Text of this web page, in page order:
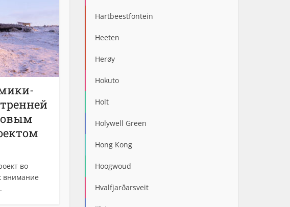
во
внимание
Hartbeestfontein
Heeten
Herøy
Hokuto
Holt
Holywell Green
Hong Kong
Hoogwoud
Hvalfjarðarsveit